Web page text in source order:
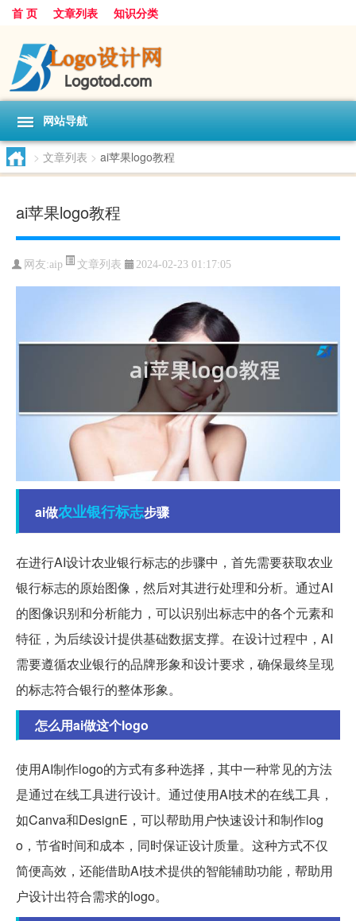
首 页 文章列表 知识分类
网站导航
> 文章列表 > ai苹果logo教程
ai苹果logo教程
网友:aip 文章列表 2024-02-23 01:17:05
ai做农业银行标志步骤
在进行AI设计农业银行标志的步骤中，首先需要获取农业
银行标志的原始图像，然后对其进行处理和分析。通过AI
的图像识别和分析能力，可以识别出标志中的各个元素和
特征，为后续设计提供基础数据支撑。在设计过程中，AI
需要遵循农业银行的品牌形象和设计要求，确保最终呈现
的标志符合银行的整体形象。
怎么用ai做这个logo
使用AI制作logo的方式有多种选择，其中一种常见的方法
是通过在线工具进行设计。通过使用AI技术的在线工具，
如Canva和DesignE，可以帮助用户快速设计和制作log
o，节省时间和成本，同时保证设计质量。这种方式不仅
简便高效，还能借助AI技术提供的智能辅助功能，帮助用
户设计出符合需求的logo。